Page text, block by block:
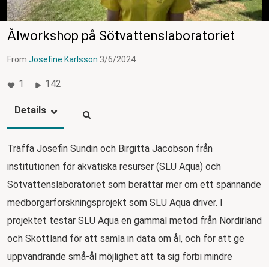
Ålworkshop på Sötvattenslaboratoriet
From Josefine Karlsson 3/6/2024
1 142
Details
Träffa Josefin Sundin och Birgitta Jacobson från
institutionen för akvatiska resurser (SLU Aqua) och
Sötvattenslaboratoriet som berättar mer om ett spännande
medborgarforskningsprojekt som SLU Aqua driver. I
projektet testar SLU Aqua en gammal metod från Nordirland
och Skottland för att samla in data om ål, och för att ge
uppvandrande små-ål möjlighet att ta sig förbi mindre